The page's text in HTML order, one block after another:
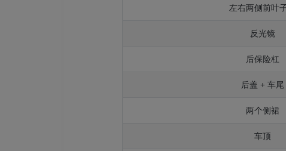
左右两侧前叶
反光镜
后保险杠
后盖 + 车尾
两个侧裙
车顶